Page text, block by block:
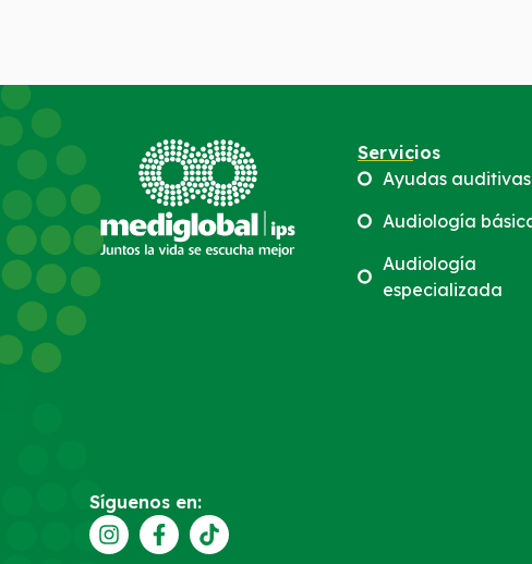
Servicios
Ayudas auditivas
Audiología
Audiología
especializada
Síguenos en: